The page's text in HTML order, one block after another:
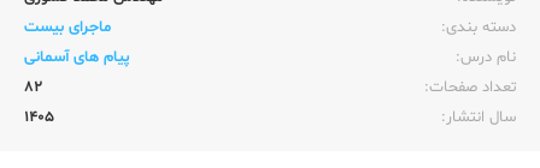
دسته بندی:
ماجرای بیست
نام درس:
پیام های آسمانی
تعداد صفحات:‌
82
سال انتشار:‌
1405